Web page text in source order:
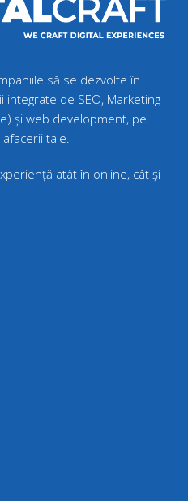
să se dezvolte în
de SEO, Marketing
și web development, pe
tale.
atât în online, cât și